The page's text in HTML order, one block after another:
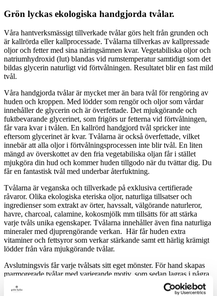
Grön lyckas ekologiska handgjorda tvålar.
Våra hantverksmässigt tillverkade tvålar görs helt från grunden och
är kallrörda eller kallprocessade. Tvålarna tillverkas av kallpressade
oljor och fetter med sina näringsämnen kvar. Vegetabiliska oljor och
natriumhydroxid (lut) blandas vid rumstemperatur samtidigt som det
bildas glycerin naturligt vid förtvålningen. Resultatet blir en fast mild
tvål.
Våra handgjorda tvålar är mycket mer än bara tvål för rengöring av
huden och kroppen. Med lödder som rengör och oljor som vårdar
innehåller de glycerin och är överfettade. Det mjukgörande och
fuktbevarande glycerinet, som frigörs ur fetterna vid förtvålningen,
får vara kvar i tvålen. En kallrörd handgjord tvål spricker inte
eftersom glycerinet är kvar. Tvålarna är också överfettade, vilket
innebär att alla oljor i förtvålningsprocessen inte blir tvål. En liten
mängd av överskottet av den fria vegetabiliska oljan får i stället
mjukgöra din hud och kommer huden tillgodo när du tvättar dig. Du
får en fantastisk tvål med underbar återfuktning.
Tvålarna är veganska och tillverkade på exklusiva certifierade
råvaror. Olika ekologiska eteriska oljor, naturliga tillsatser och
ingredienser som extrakt av örter, havssalt, välgörande naturleror,
havre, charcoal, calamine, kokosmjölk mm tillsätts för att stärka
varje tvåls unika egenskaper. Tvålarna innehåller även fina naturliga
mineraler med djuprengörande verkan. Här får huden extra
vitaminer och fettsyror som verkar stärkande samt ett härlig krämigt
lödder från våra mjukgörande tvålar.
Avslutningsvis får varje tvålsats sitt eget mönster. För hand skapas
marmorerade tvålar med varierande motiv, som sedan lagras i några
veckor. Alla våra tvålar vårdar på olika sätt och passar olika
hudtyper. Våra ekotvålar är dryga, miljövänliga och hundra procent